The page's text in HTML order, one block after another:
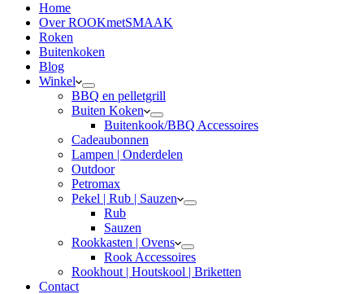
Home
Over ROOKmetSMAAK
Roken
Buitenkoken
Blog
Winkel
BBQ en pelletgrill
Buiten Koken
Buitenkook/BBQ Accessoires
Cadeaubonnen
Lampen | Onderdelen
Outdoor
Petromax
Pekel | Rub | Sauzen
Rub
Sauzen
Rookkasten | Ovens
Rook Accessoires
Rookhout | Houtskool | Briketten
Contact